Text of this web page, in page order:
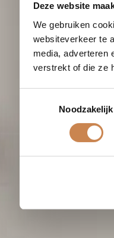
Deze website
We gebruiken
websiteverkeer te
media, adverteren
verstrekt of die ze
Noodzakelijk